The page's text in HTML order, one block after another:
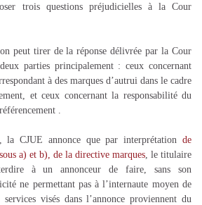
trois questions préjudicielles à la Cour
peut tirer de la réponse délivrée par la Cour
parties principalement : ceux concernant
à des marques d’autrui dans le cadre
et ceux concernant la responsabilité du
.
la CJUE annonce que par interprétation de
a) et b), de la directive marques , le titulaire
à un annonceur de faire, sans son
ne permettant pas à l’internaute moyen de
visés dans l’annonce proviennent du